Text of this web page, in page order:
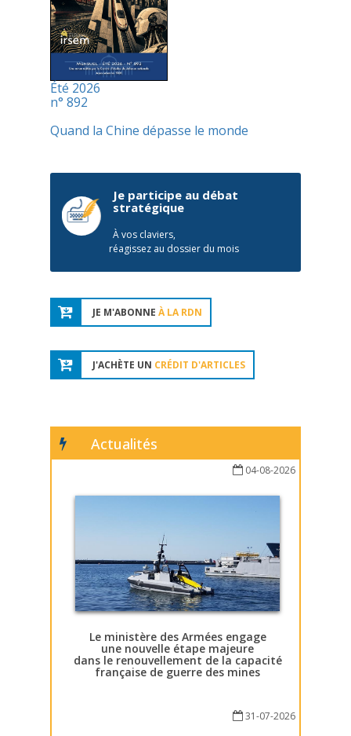
Été 2026
n° 892
Quand la Chine dépasse le monde
Je participe au débat
stratégique
À vos claviers,
réagissez au dossier du mois
JE M'ABONNE À LA RDN
J'ACHÈTE UN CRÉDIT D'ARTICLES
Actualités
04-08-2026
Le ministère des Armées engage
une nouvelle étape majeure
dans le renouvellement de la capacité
française de guerre des mines
31-07-2026